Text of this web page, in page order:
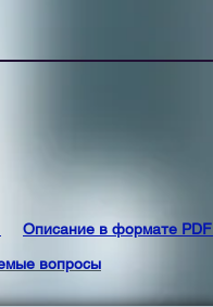
Описание в формате PDF
вопросы